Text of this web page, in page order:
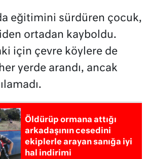
eğitimini sürdüren çocuk,
ortadan kayboldu.
için çevre köylere de
yerde arandı, ancak
Öldürüp ormana attığı
arkadaşının cesedini
ekiplerle arayan sanığa iyi
hal indirimi